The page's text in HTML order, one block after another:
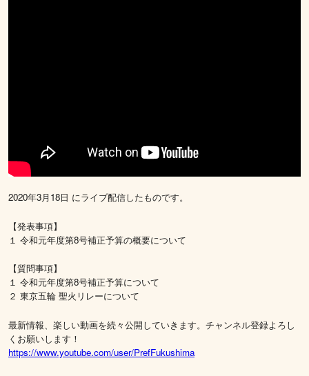
2020年3月18日 にライブ配信したものです。
【発表事項】
１ 令和元年度第8号補正予算の概要について
【質問事項】
１ 令和元年度第8号補正予算について
２ 東京五輪 聖火リレーについて
最新情報、楽しい動画を続々公開していきます。チャンネル登録よろし
くお願いします！
https://www.youtube.com/user/PrefFukushima